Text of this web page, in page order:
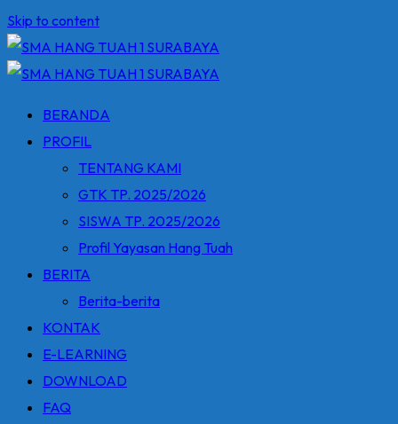
Skip to content
BERANDA
PROFIL
TENTANG KAMI
GTK TP. 2025/2026
SISWA TP. 2025/2026
Profil Yayasan Hang Tuah
BERITA
Berita-berita
KONTAK
E-LEARNING
DOWNLOAD
FAQ